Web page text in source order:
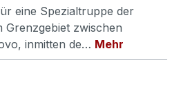
eine Spezialtruppe der
Grenzgebiet zwischen
inmitten de… Mehr